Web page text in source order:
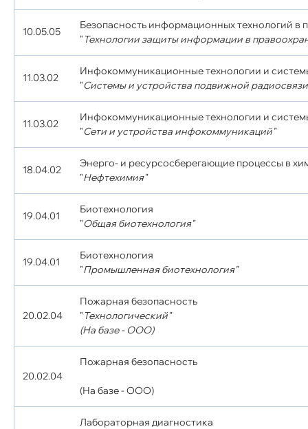
10.05.05
Безопасность информационных технологий в
"Технологии защиты информации в
11.03.02
Инфокоммуникационные технологии и
"Системы и устройства подвижной
11.03.02
Инфокоммуникационные технологии и
"Сети и устройства инфокоммуникаций"
18.04.02
Энерго- и ресурсосберегающие процессы в
"Нефтехимия"
19.04.01
Биотехнология
"Общая биотехнология"
19.04.01
Биотехнология
"Промышленная биотехнология"
20.02.04
Пожарная безопасность
"Технологический"
(На базе - ООО)
20.02.04
Пожарная безопасность
(На базе - ООО)
Лабораторная диагностика